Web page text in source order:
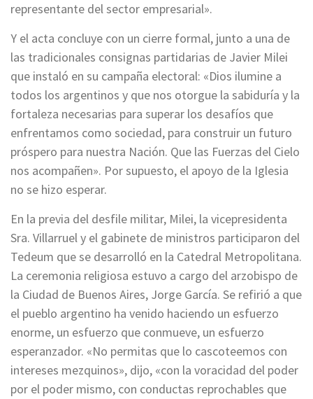
representante del sector empresarial».
Y el acta concluye con un cierre formal, junto a una de
las tradicionales consignas partidarias de Javier Milei
que instaló en su campaña electoral: «Dios ilumine a
todos los argentinos y que nos otorgue la sabiduría y la
fortaleza necesarias para superar los desafíos que
enfrentamos como sociedad, para construir un futuro
próspero para nuestra Nación. Que las Fuerzas del Cielo
nos acompañen». Por supuesto, el apoyo de la Iglesia
no se hizo esperar.
En la previa del desfile militar, Milei, la vicepresidenta
Sra. Villarruel y el gabinete de ministros participaron del
Tedeum que se desarrolló en la Catedral Metropolitana.
La ceremonia religiosa estuvo a cargo del arzobispo de
la Ciudad de Buenos Aires, Jorge García. Se refirió a que
el pueblo argentino ha venido haciendo un esfuerzo
enorme, un esfuerzo que conmueve, un esfuerzo
esperanzador. «No permitas que lo cascoteemos con
intereses mezquinos», dijo, «con la voracidad del poder
por el poder mismo, con conductas reprochables que